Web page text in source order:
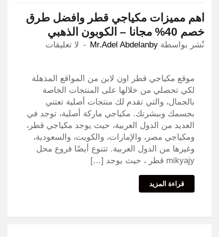
اهم مميزات مكياجي قطر وافضل طرق
خصم 40% مجانا – الكوبون الذهبي
نٌشر بواسطة Mr.Adel Abdelanby لا تعليقات
موقع مكياجي قطر اون لاين من المواقع المذهلة
لكي تحصلي من خلالها على المنتجات الخاصة
بالجمال، والتي تقدم لك منتجات أصلية تعتني
بجسمك وببشرتك. مكياجي ماركة أصلية، توجد في
العديد من الدول العربية، حيث يوجد مكياجي قطر،
ومكياجي مصر، والإمارات، والكويت، والسعودية،
وغيرها من الدول العربية. تتنوع أيضًا فروع محل
mikyajy قطر ، حيث يوجد […]
قراءة المزيد